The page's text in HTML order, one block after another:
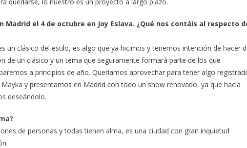
el 4 de octubre en Joy Eslava. ¿Qué nos contáis al respecto
un clásico del estilo, es algo que ya hicimos y tenemos intención de hacer
de un clásico y un tema que seguramente formará parte de los que
a principios de año. Queríamos aprovechar para tener algo
y presentarnos en Madrid con todo un show renovado, ya que hacía
deseándolo.
de personas y todas tienen alma, es una ciudad con gran inquietud